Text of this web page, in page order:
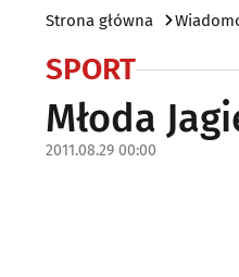
Strona główna
SPORT
Młoda
2011.08.29 00:00